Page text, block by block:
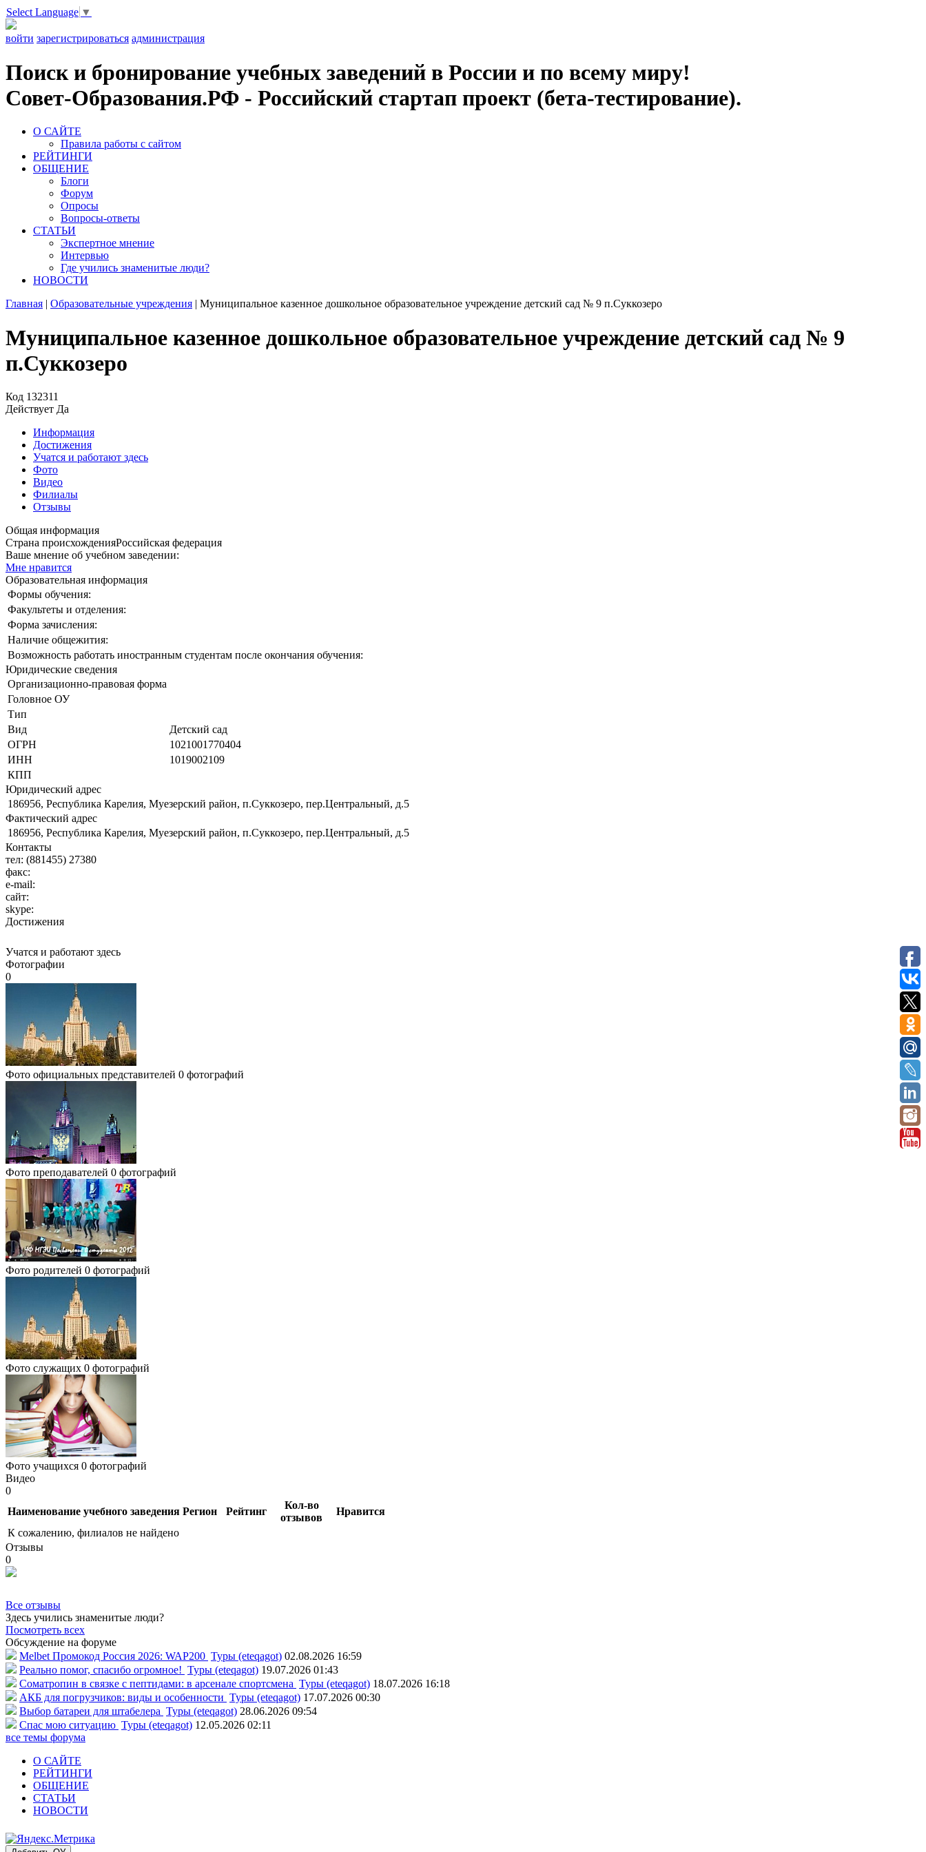
Select Language ▼
войти зарегистрироваться администрация
Поиск и бронирование учебных заведений в России и по всему миру!
Совет-Образования.РФ - Российский стартап проект (бета-тестирование).
О САЙТЕ
Правила работы с сайтом
РЕЙТИНГИ
ОБЩЕНИЕ
Блоги
Форум
Опросы
Вопросы-ответы
СТАТЬИ
Экспертное мнение
Интервью
Где учились знаменитые люди?
НОВОСТИ
Главная | Образовательные учреждения | Муниципальное казенное дошкольное образовательное учреждение детский сад № 9 п.Суккозеро
Муниципальное казенное дошкольное образовательное учреждение детский сад № 9
п.Суккозеро
Код 132311
Действует Да
Информация
Достижения
Учатся и работают здесь
Фото
Видео
Филиалы
Отзывы
Общая информация
Страна происхожденияРоссийская федерация
Ваше мнение об учебном заведении:
Мне нравится
Образовательная информация
Формы обучения:
Факультеты и отделения:
Форма зачисления:
Наличие общежития:
Возможность работать иностранным студентам после окончания обучения:
Юридические сведения
Организационно-правовая форма
Головное ОУ
Тип
Вид
Детский сад
ОГРН
1021001770404
ИНН
1019002109
КПП
Юридический адрес
186956, Республика Карелия, Муезерский район, п.Суккозеро, пер.Центральный, д.5
Фактический адрес
186956, Республика Карелия, Муезерский район, п.Суккозеро, пер.Центральный, д.5
Контакты
тел: (881455) 27380
факс:
e-mail:
сайт:
skype:
Достижения
Учатся и работают здесь
Фотографии
0
Фото официальных представителей 0 фотографий
Фото преподавателей 0 фотографий
Фото родителей 0 фотографий
Фото служащих 0 фотографий
Фото учащихся 0 фотографий
Видео
0
Наименование учебного заведения Регион Рейтинг
Кол-во
отзывов
Нравится
К сожалению, филиалов не найдено
Отзывы
0
Все отзывы
Здесь учились знаменитые люди?
Посмотреть всех
Обсуждение на форуме
Melbet Промокод Россия 2026: WAP200 Туры (eteqagot) 02.08.2026 16:59
Реально помог, спасибо огромное! Туры (eteqagot) 19.07.2026 01:43
Соматропин в связке с пептидами: в арсенале спортсмена Туры (eteqagot) 18.07.2026 16:18
АКБ для погрузчиков: виды и особенности Туры (eteqagot) 17.07.2026 00:30
Выбор батареи для штабелера Туры (eteqagot) 28.06.2026 09:54
Спас мою ситуацию Туры (eteqagot) 12.05.2026 02:11
все темы форума
О САЙТЕ
РЕЙТИНГИ
ОБЩЕНИЕ
СТАТЬИ
НОВОСТИ